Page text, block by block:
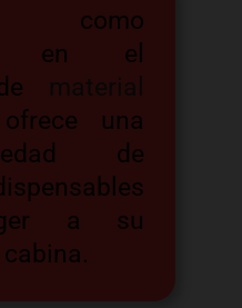
en el
material
una
de
a su